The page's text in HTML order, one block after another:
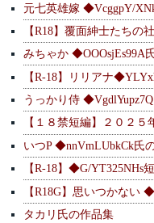
元七英雄嫁 ◆VcggpY/
【R18】覆面紳士たちの
みちゃか ◆OOOsjEs99A
【R-18】リリアナ
うっかり侍
【１８禁短編】２０２５
いつP ◆nnVmLUbkCk氏
【R-18】◆G/YT325NHs
【R18G】思いつかない
タカリ氏の作品集